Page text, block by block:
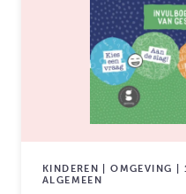
KINDEREN | OMGEVING
ALGEMEEN